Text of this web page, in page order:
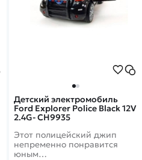
Детский электромобиль
Ford Explorer Police Black 12V
2.4G- CH9935
Этот полицейский джип
непременно понравится
юным